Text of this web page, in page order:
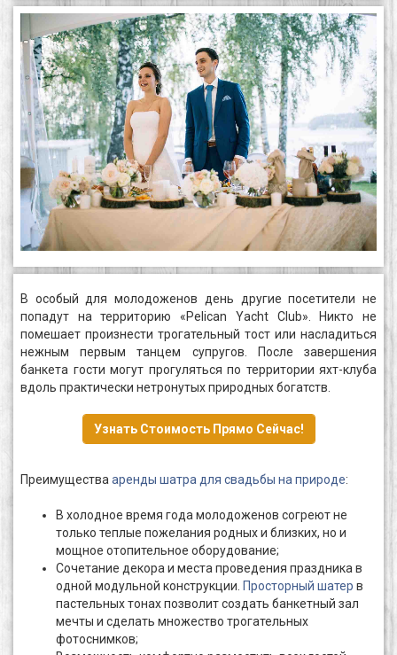
В особый для молодоженов день другие посетители не
попадут на территорию «Pelican Yacht Club». Никто не
помешает произнести трогательный тост или насладиться
нежным первым танцем супругов. После завершения
банкета гости могут прогуляться по территории яхт-клуба
вдоль практически нетронутых природных богатств.
Узнать Стоимость Прямо Сейчас!
Преимущества аренды шатра для свадьбы на природе:
В холодное время года молодоженов согреют не
только теплые пожелания родных и близких, но и
мощное отопительное оборудование;
Сочетание декора и места проведения праздника в
одной модульной конструкции. Просторный шатер в
пастельных тонах позволит создать банкетный зал
мечты и сделать множество трогательных
фотоснимков;